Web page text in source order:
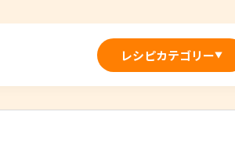
レシピカテゴリー▼